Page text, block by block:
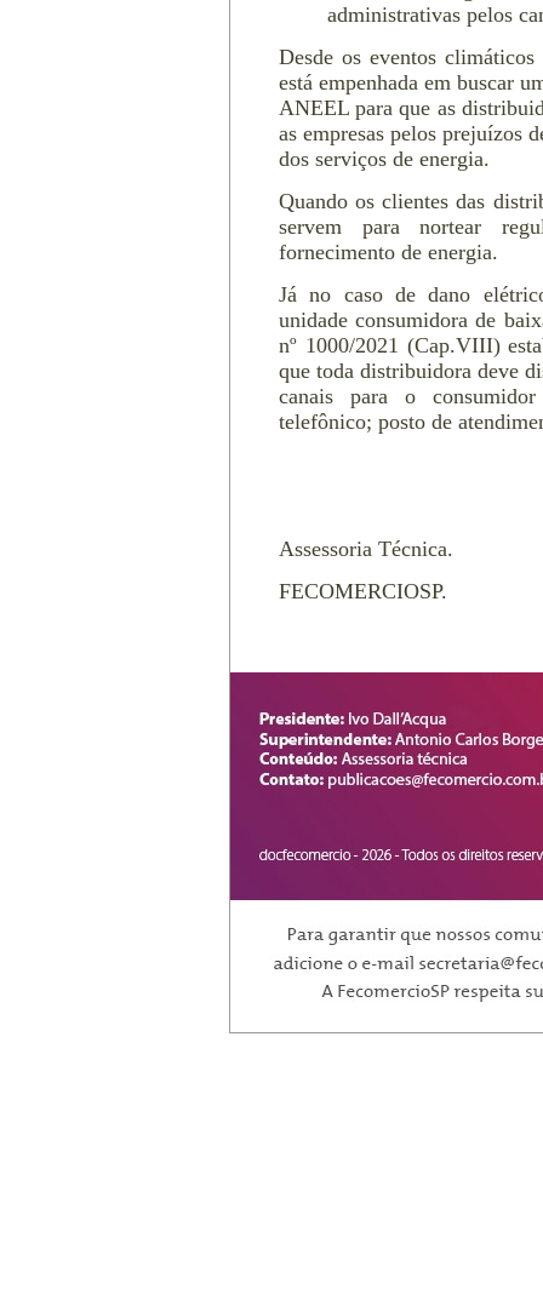
administrativas pelos
Desde os eventos
está empenhada em buscar
ANEEL para que as
as empresas pelos prejuízos
dos serviços de energia.
Quando os clientes das
servem para nortear
fornecimento de energia.
Já no caso de dano
unidade consumidora de
nº 1000/2021 (Cap.VIII)
que toda distribuidora deve
canais para o
telefônico; posto de
Assessoria Técnica.
FECOMERCIOSP.